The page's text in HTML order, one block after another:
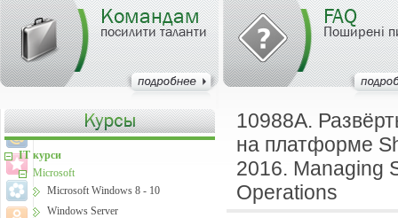
Командам
посилити таланти
FAQ
Поширені
10988A.
на платформе
2016. Managing
Operations
IT курси
Microsoft
Microsoft Windows 8 - 10
Windows Server